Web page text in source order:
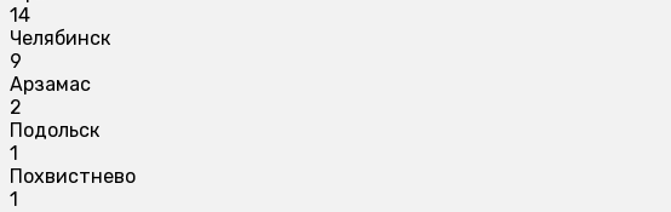
14
Челябинск
9
Арзамас
2
Подольск
1
Похвистнево
1